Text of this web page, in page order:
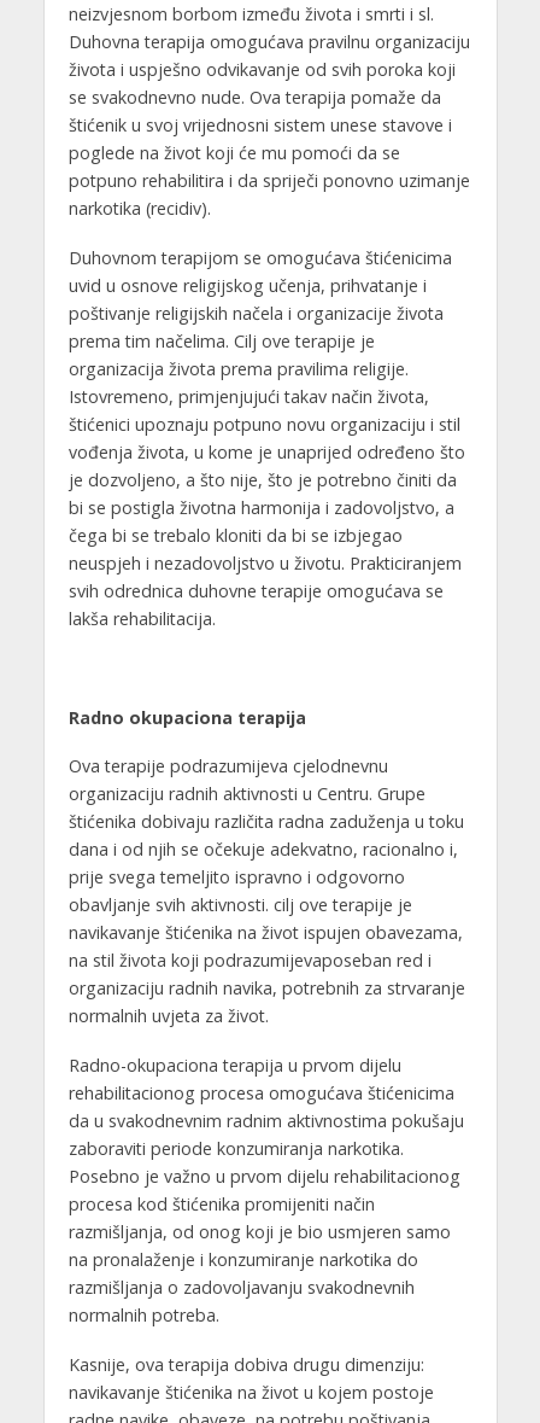
neizvjesnom borbom između života i smrti i sl.
Duhovna terapija omogućava pravilnu organizaciju
života i uspješno odvikavanje od svih poroka koji
se svakodnevno nude. Ova terapija pomaže da
štićenik u svoj vrijednosni sistem unese stavove i
poglede na život koji će mu pomoći da se
potpuno rehabilitira i da spriječi ponovno uzimanje
narkotika (recidiv).
Duhovnom terapijom se omogućava štićenicima
uvid u osnove religijskog učenja, prihvatanje i
poštivanje religijskih načela i organizacije života
prema tim načelima. Cilj ove terapije je
organizacija života prema pravilima religije.
Istovremeno, primjenjujući takav način života,
štićenici upoznaju potpuno novu organizaciju i stil
vođenja života, u kome je unaprijed određeno što
je dozvoljeno, a što nije, što je potrebno činiti da
bi se postigla životna harmonija i zadovoljstvo, a
čega bi se trebalo kloniti da bi se izbjegao
neuspjeh i nezadovoljstvo u životu. Prakticiranjem
svih odrednica duhovne terapije omogućava se
lakša rehabilitacija.
Radno okupaciona terapija
Ova terapije podrazumijeva cjelodnevnu
organizaciju radnih aktivnosti u Centru. Grupe
štićenika dobivaju različita radna zaduženja u toku
dana i od njih se očekuje adekvatno, racionalno i,
prije svega temeljito ispravno i odgovorno
obavljanje svih aktivnosti. cilj ove terapije je
navikavanje štićenika na život ispujen obavezama,
na stil života koji podrazumijevaposeban red i
organizaciju radnih navika, potrebnih za strvaranje
normalnih uvjeta za život.
Radno-okupaciona terapija u prvom dijelu
rehabilitacionog procesa omogućava štićenicima
da u svakodnevnim radnim aktivnostima pokušaju
zaboraviti periode konzumiranja narkotika.
Posebno je važno u prvom dijelu rehabilitacionog
procesa kod štićenika promijeniti način
razmišljanja, od onog koji je bio usmjeren samo
na pronalaženje i konzumiranje narkotika do
razmišljanja o zadovoljavanju svakodnevnih
normalnih potreba.
Kasnije, ova terapija dobiva drugu dimenziju:
navikavanje štićenika na život u kojem postoje